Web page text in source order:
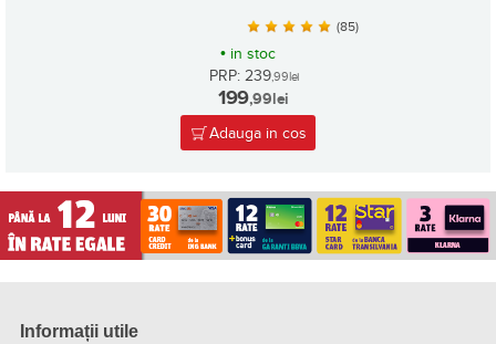
(85)
• in stoc
PRP: 239,99 lei
199,99lei
Adauga in cos
Informații utile